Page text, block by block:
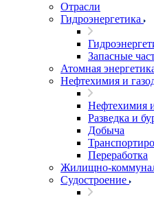
Отрасли
Гидроэнергетика
Запасные
Атомная
Нефтехимия и
Нефтехимия
Разведка и
Добыча
Переработка
Жилищно-
Судостроение